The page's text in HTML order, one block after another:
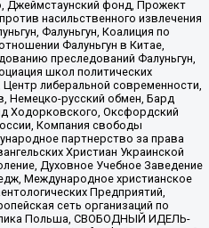
Джеймстаунский фонд, Прожект
насильственного извлечения
Фалуньгун, Коалиция по
Фалуньгун в Китае,
преследований Фалуньгун,
школ политических
либеральной современности,
Немецко-русский обмен, Бард
Ходорковского, Оксфордский
Компания свободы
партнерство за права
Христиан Украинской
Духовное Учебное Заведение
Международное христианское
Предприятий,
сеть организаций по
Польша, СВОБОДНЫЙ ИДЕЛЬ-